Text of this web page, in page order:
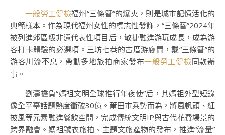
一般勞工健檢福州“三條簪”的爆火，則是城市記憶活化的
典範樣本。作為現代福州女性的標志性發飾，“三條簪”2024年
被列進郊區級非遺代表性項目后，敏捷融進游玩成長，成為游
客打卡體驗的必選項。三坊七巷的古厝游廊間，戴“三條簪”的
游客川流不息，帶動多地旅拍商家發布一般勞工健檢同款辦
事。
劉濤擔負“媽祖文明全球推行年夜使”后，其媽祖外型短錄
像全平臺話題熱度衝破30億。莆田市乘勢而為，將風帆頭、紅
披風等元素融進餐飲空間，完成傳統文明IP與古代花費場景的
跨界融會。媽祖號衣旅拍、主題文旅產物的發布，推進“流量”